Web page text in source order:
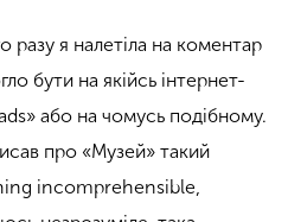
я налетіла на коментар
бути на якійсь інтернет-
або на чомусь подібному.
про «Музей» такий
incomprehensible,